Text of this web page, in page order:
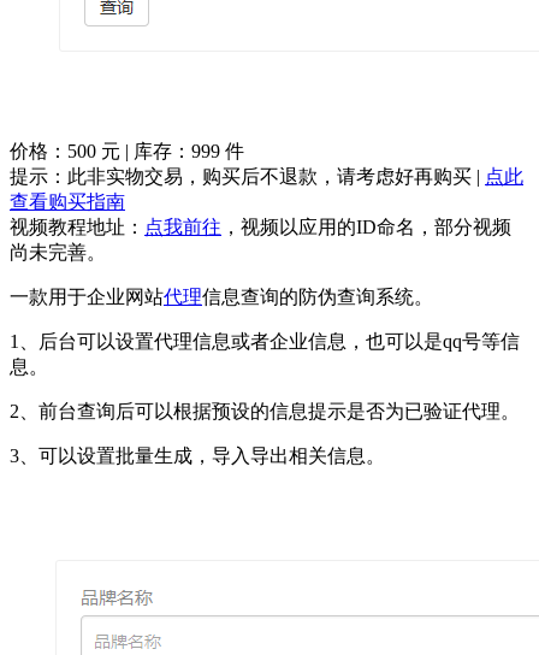
价格： 500 元 | 库存： 999 件
提示：此非实物交易，购买后不退款，请考虑好再购买 | 点此
查看购买指南
视频教程地址： 点我前往 ，视频以应用的ID命名，部分视频
尚未完善。
一款用于企业网站代理信息查询的防伪查询系统。
1、后台可以设置代理信息或者企业信息，也可以是qq号等信
息。
2、前台查询后可以根据预设的信息提示是否为已验证代理。
3、可以设置批量生成，导入导出相关信息。